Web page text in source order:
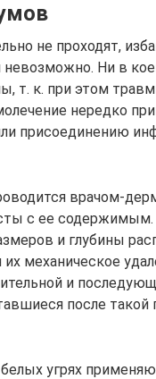
не проходят,
Ни в
т. к. при этом
нередко
присоединению
врачом-
с ее
и глубины
их механическое
и
после
угрях